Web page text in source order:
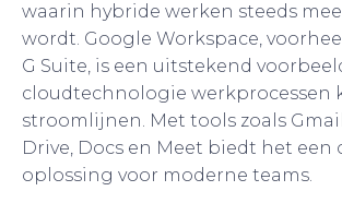
waarin hybride werken steeds
wordt. Google Workspace,
G Suite, is een uitstekend
cloudtechnologie werkprocessen
stroomlijnen. Met tools zoals
Drive, Docs en Meet biedt het een
oplossing voor moderne teams.